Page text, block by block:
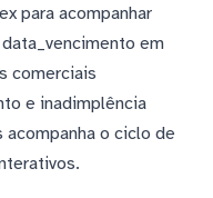
para acompanhar
em
comerciais
e inadimplência
o ciclo de